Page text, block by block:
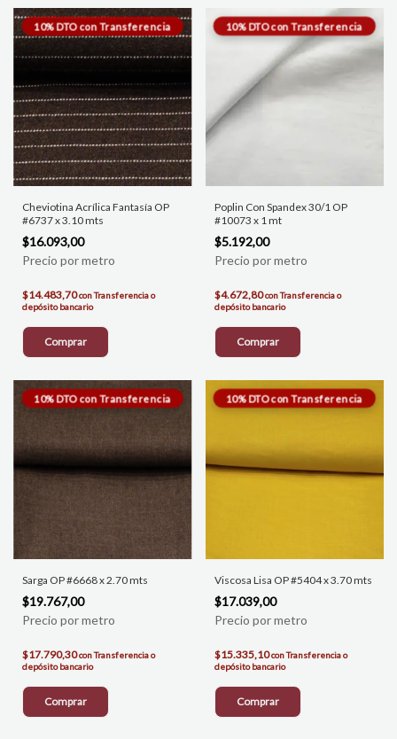
Cheviotina Acrílica Fantasía OP
#6737 x 3.10 mts
$16.093,00
$14.483,70conTransferencia o
depósito bancario
Comprar
Poplin Con Spandex 30/1 OP
#10073 x 1 mt
$5.192,00
$4.672,80conTransferencia o
depósito bancario
Comprar
Sarga OP #6668 x 2.70 mts
$19.767,00
$17.790,30conTransferencia o
depósito bancario
Comprar
Viscosa Lisa OP #5404 x 3.70 mts
$17.039,00
$15.335,10conTransferencia o
depósito bancario
Comprar